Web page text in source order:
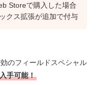
Storeで購入した場合
クス拡張が追加で付与
のフィールドスペシャル
手可能！